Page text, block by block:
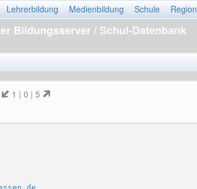
Lehrerbildung Medienbildung Schule Region
Bildungsserver/ Schul-Datenbank
1 | 0 | 5